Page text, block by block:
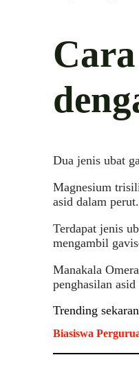
Dua jenis ubat
Magnesium
asid dalam perut.
Terdapat jenis
mengambil
Manakala
penghasilan
Trending
Biasiswa